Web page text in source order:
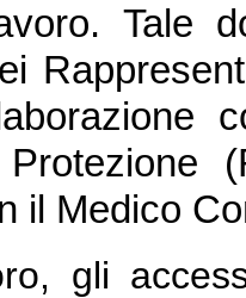
Tale
il Medico
gli